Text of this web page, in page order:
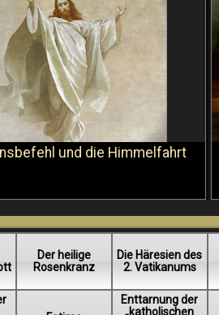
und die Himmelfahrt
Der heilige
Rosenkranz
Die Häresien des
2. Vatikanums
Enttarnung der
„katholischen